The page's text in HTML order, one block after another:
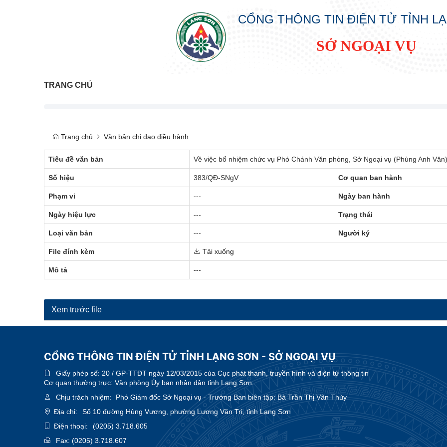
CỔNG THÔNG TIN ĐIỆN TỬ TỈNH
SỞ NGOẠI VỤ
TRANG CHỦ
Trang chủ Văn bản chỉ đạo điều hành
Tiêu đề văn bản Về việc bổ nhiệm chức vụ Phó Chánh Văn phòng, Sở Ngoại vụ (Phùng Anh Văn)
Số hiệu 383/QĐ-SNgV Cơ quan ban hành
Phạm vi --- Ngày ban hành
Ngày hiệu lực --- Trạng thái
Loại văn bản --- Người ký
File đính kèm Tải xuống
Mô tả ---
Xem trước file
CỔNG THÔNG TIN ĐIỆN TỬ TỈNH LẠNG SƠN - SỞ NGOẠI VỤ
Giấy phép số: 20 / GP-TTĐT ngày 12/03/2015 của Cục phát thanh, truyền hình và điện tử thông tin
Cơ quan thường trực: Văn phòng Ủy ban nhân dân tỉnh Lạng Sơn.
Chịu trách nhiệm: Phó Giám đốc Sở Ngoại vụ - Trưởng Ban biên tập: Bà Trần Thị Vân Thùy
Địa chỉ:
Số 10 đường Hùng Vương, phường Lương Văn Tri, tỉnh Lạng Sơn
Điện thoại:
(0205) 3.718.605
Fax: (0205) 3.718.607